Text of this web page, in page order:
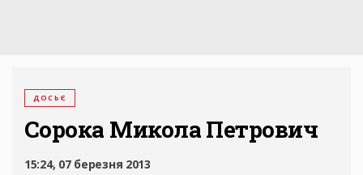
ДОСЬЄ
Сорока Микола Петрович
15:24, 07 березня 2013